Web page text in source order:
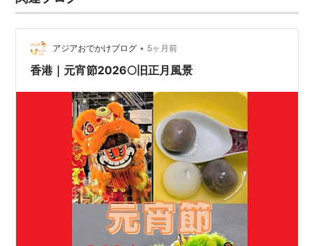
アジアおでかけブログ • 5ヶ月前
香港｜元宵節2026🌕旧正月風景